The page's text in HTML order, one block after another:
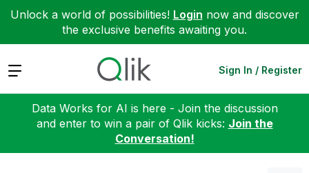
Unlock a world of possibilities! Login now and discover
the exclusive benefits awaiting you.
Expand Sign In / Register
Data Works for AI is here - Join the discussion
and enter to win a pair of Qlik kicks: Join the
Conversation!